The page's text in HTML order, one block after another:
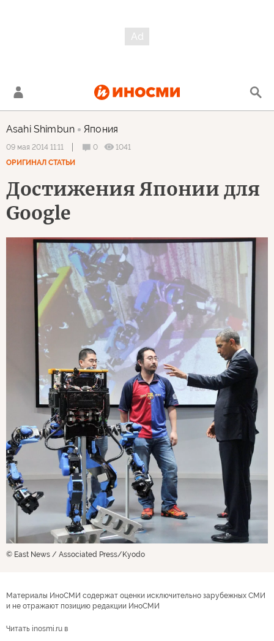
Asahi Shimbun Япония
09 мая 2014 11:11 0
1041
ОРИГИНАЛ СТАТЬИ
Достижения Японии для
Google
© East News / Associated Press/Kyodo
Материалы ИноСМИ содержат оценки исключительно зарубежных СМИ
и не отражают позицию редакции ИноСМИ
Читать inosmi.ru в